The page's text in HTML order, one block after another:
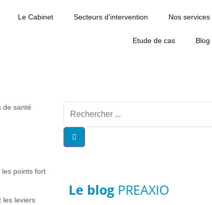
Le Cabinet Secteurs d’intervention Nos services
Etude de cas Blog
les points fort
les leviers
Le blog PREAXIO